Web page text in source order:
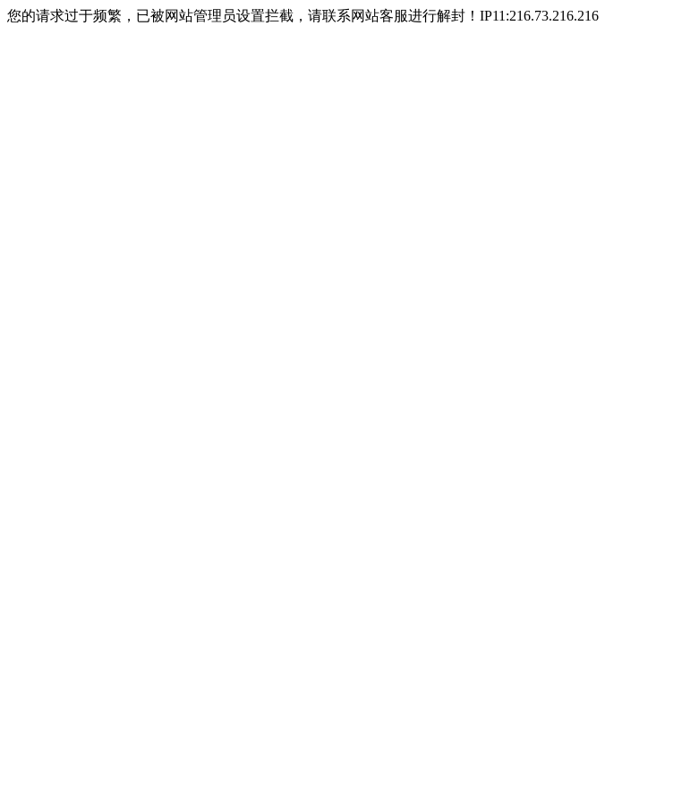
您的请求过于频繁，已被网站管理员设置拦截，请联系网站客服进行解封！IP11:216.73.216.216